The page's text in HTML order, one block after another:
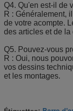
Q4. Qu'en est-il de
R : Généralement,
de votre acompte.
des articles et de la
Q5. Pouvez-vous
R : Oui, nous
vos dessins
et les montages.